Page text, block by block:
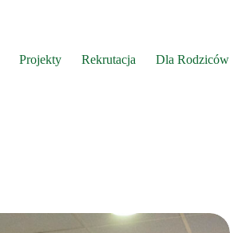
Projekty Rekrutacja Dla Rodziców